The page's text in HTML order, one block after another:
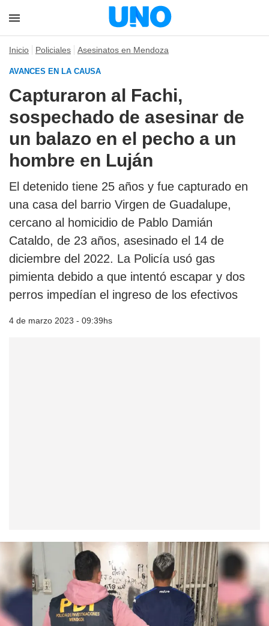
Inicio Policiales Asesinatos en Mendoza
AVANCES EN LA CAUSA
Capturaron al Fachi,
sospechado de asesinar de
un balazo en el pecho a un
hombre en Luján
El detenido tiene 25 años y fue capturado en
una casa del barrio Virgen de Guadalupe,
cercano al homicidio de Pablo Damián
Cataldo, de 23 años, asesinado el 14 de
diciembre del 2022. La Policía usó gas
pimienta debido a que intentó escapar y dos
perros impedían el ingreso de los efectivos
4 de marzo 2023 - 09:39hs